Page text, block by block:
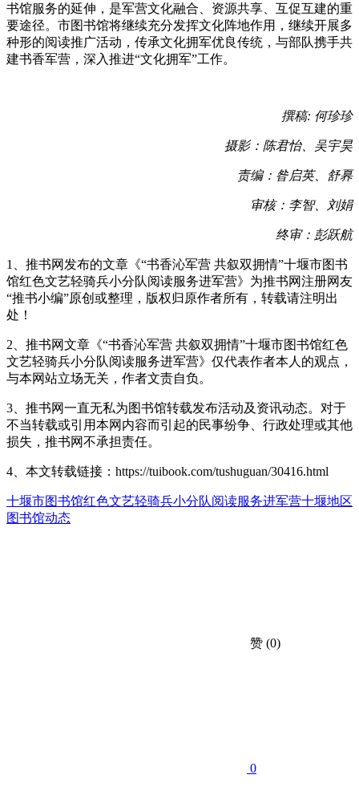
书馆服务的延伸，是军营文化融合、资源共享、互促互建的重
要途径。市图书馆将继续充分发挥文化阵地作用，继续开展多
种形的阅读推广活动，传承文化拥军优良传统，与部队携手共
建书香军营，深入推进“文化拥军”工作。
撰稿: 何珍珍
摄影：陈君怡、吴宇昊
责编：昝启英、舒奡
审核：李智、刘娟
终审：彭跃航
1、推书网发布的文章《“书香沁军营 共叙双拥情”十堰市图书
馆红色文艺轻骑兵小分队阅读服务进军营》为推书网注册网友
“推书小编”原创或整理，版权归原作者所有，转载请注明出
处！
2、推书网文章《“书香沁军营 共叙双拥情”十堰市图书馆红色
文艺轻骑兵小分队阅读服务进军营》仅代表作者本人的观点，
与本网站立场无关，作者文责自负。
3、推书网一直无私为图书馆转载发布活动及资讯动态。对于
不当转载或引用本网内容而引起的民事纷争、行政处理或其他
损失，推书网不承担责任。
4、本文转载链接：https://tuibook.com/tushuguan/30416.html
十堰市图书馆红色文艺轻骑兵小分队阅读服务进军营十堰地区
图书馆动态
赞 (0)
0